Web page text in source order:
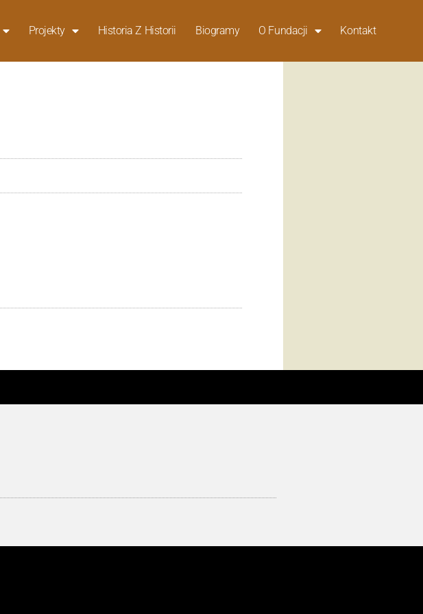
Projekty Historia Z Historii Biogramy O Fundacji Kontakt